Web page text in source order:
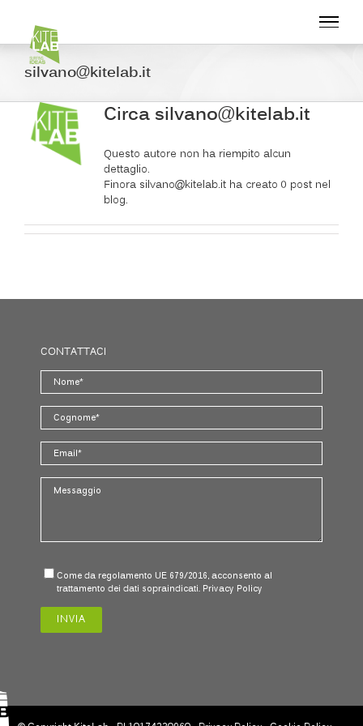
contenuto
silvano@kitelab.it
Circasilvano@kitelab.it
Questo autore non ha riempito alcun
dettaglio.
Finora silvano@kitelab.it ha creato 0 post nel
blog.
CONTATTACI
Come da regolamento UE 679/2016, acconsento al
trattamento dei dati sopraindicati. Privacy Policy